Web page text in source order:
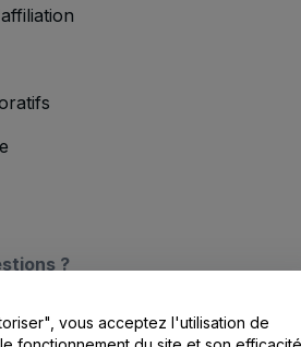
?
/ Nous contacter
vous acceptez l'utilisation de